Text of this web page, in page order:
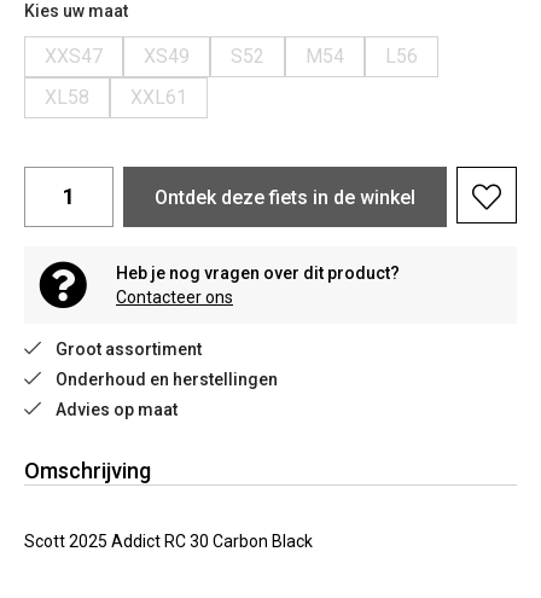
Kies uw maat
XXS47 XS49 S52 M54
L56
XL58
XXL61
Ontdek deze fiets in de winkel
Heb je nog vragen over dit product?
Contacteer ons
Groot assortiment
Onderhoud en herstellingen
Advies op maat
Omschrijving
Scott 2025 Addict RC 30 Carbon Black